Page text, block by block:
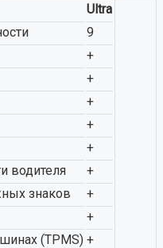
Ultra
9
+
+
+
+
+
водителя
+
знаков
+
+
(TPMS) +